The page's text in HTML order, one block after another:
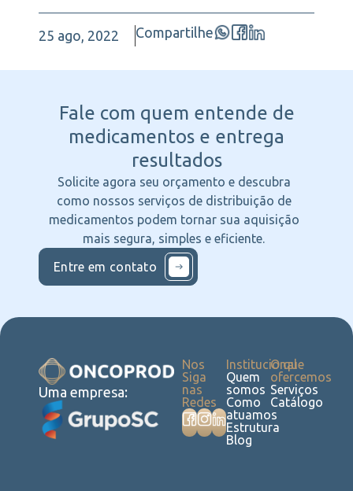
25 ago, 2022 Compartilhe
Fale com quem entende de
medicamentos e entrega
resultados
Solicite agora seu orçamento e descubra
como nossos serviços de distribuição de
medicamentos podem tornar sua aquisição
mais segura, simples e eficiente.
Entre em contato
Uma empresa:
Institucional
Quem
somos
Como
atuamos
Estrutura
Blog
O que
ofercemos
Serviços
Catálogo
Nos
Siga
nas
Redes